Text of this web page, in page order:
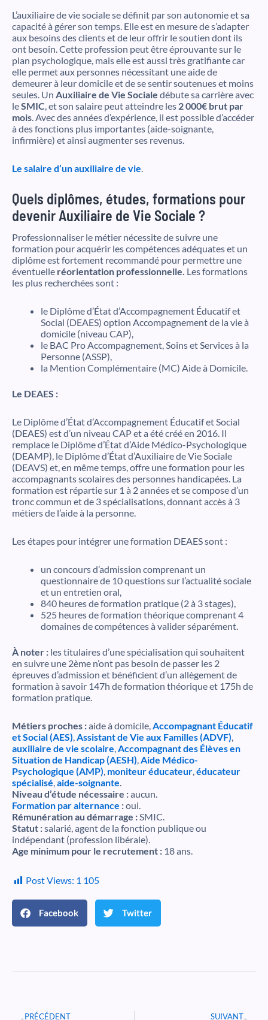
L’auxiliaire de vie sociale se définit par son autonomie et sa
capacité à gérer son temps. Elle est en mesure de s’adapter
aux besoins des clients et de leur offrir le soutien dont ils
ont besoin. Cette profession peut être éprouvante sur le
plan psychologique, mais elle est aussi très gratifiante car
elle permet aux personnes nécessitant une aide de
demeurer à leur domicile et de se sentir soutenues et moins
seules. Un Auxiliaire de Vie Sociale débute sa carrière avec
leSMIC, et son salaire peut atteindre les 2 000€ brut par
mois. Avec des années d’expérience, il est possible d’accéder
à des fonctions plus importantes (aide-soignante,
infirmière) et ainsi augmenter ses revenus.
Le salaire d’un auxiliaire de vie.
Quels diplômes, études, formations pour
devenir Auxiliaire de Vie Sociale ?
Professionnaliser le métier nécessite de suivre une
formation pour acquérir les compétences adéquates et un
diplôme est fortement recommandé pour permettre une
éventuelle réorientation professionnelle. Les formations
les plus recherchées sont :
le Diplôme d’État d’Accompagnement Éducatif et
Social (DEAES) option Accompagnement de la vie à
domicile (niveau CAP),
le BAC Pro Accompagnement, Soins et Services à la
Personne (ASSP),
la Mention Complémentaire (MC) Aide à Domicile.
Le DEAES :
Le Diplôme d’État d’Accompagnement Éducatif et Social
(DEAES) est d’un niveau CAP et a été créé en 2016. Il
remplace le Diplôme d’État d’Aide Médico-Psychologique
(DEAMP), le Diplôme d’État d’Auxiliaire de Vie Sociale
(DEAVS) et, en même temps, offre une formation pour les
accompagnants scolaires des personnes handicapées. La
formation est répartie sur 1 à 2 années et se compose d’un
tronc commun et de 3 spécialisations, donnant accès à 3
métiers de l’aide à la personne.
Les étapes pour intégrer une formation DEAES sont :
un concours d’admission comprenant un
questionnaire de 10 questions sur l’actualité sociale
et un entretien oral,
840 heures de formation pratique (2 à 3 stages),
525 heures de formation théorique comprenant 4
domaines de compétences à valider séparément.
À noter : les titulaires d’une spécialisation qui souhaitent
en suivre une 2ème n’ont pas besoin de passer les 2
épreuves d’admission et bénéficient d’un allègement de
formation à savoir 147h de formation théorique et 175h de
formation pratique.
Métiers proches :aide à domicile,Accompagnant Éducatif
et Social (AES),Assistant de Vie aux Familles (ADVF),
auxiliaire de vie scolaire,Accompagnant des Élèves en
Situation de Handicap (AESH),Aide Médico-
Psychologique (AMP), moniteur éducateur,éducateur
spécialisé,aide-soignante.
Niveau d’étude nécessaire :aucun.
Formation par alternance :oui.
Rémunération au démarrage :SMIC.
Statut :salarié, agent de la fonction publique ou
indépendant (profession libérale).
Age minimum pour le recrutement : 18 ans.
Post Views: 1 105
Facebook Twitter
Précédent
PRÉCÉDENT SUIVANT